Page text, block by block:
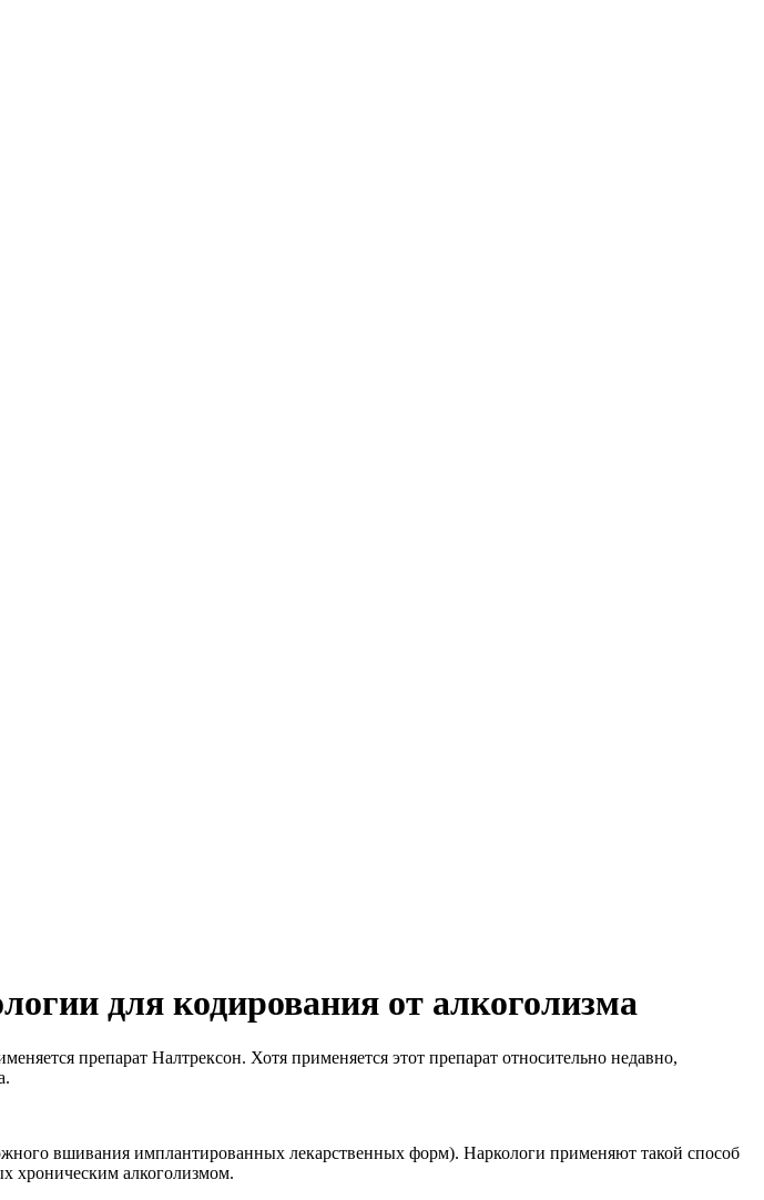
для кодирования от алкоголизма
препарат Налтрексон. Хотя применяется этот препарат относительно недавно,
вшивания имплантированных лекарственных форм). Наркологи применяют такой способ
хроническим алкоголизмом.